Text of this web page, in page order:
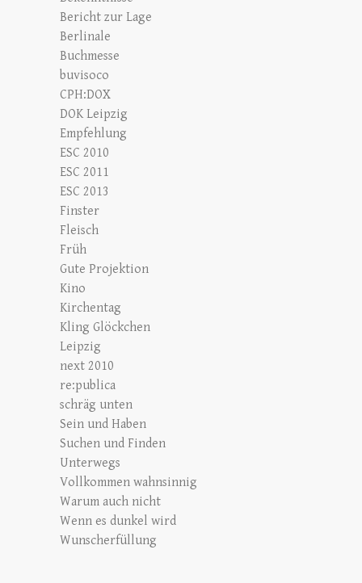
Bericht zur Lage
Berlinale
Buchmesse
buvisoco
CPH:DOX
DOK Leipzig
Empfehlung
ESC 2010
ESC 2011
ESC 2013
Finster
Fleisch
Früh
Gute Projektion
Kino
Kirchentag
Kling Glöckchen
Leipzig
next 2010
re:publica
schräg unten
Sein und Haben
Suchen und Finden
Unterwegs
Vollkommen wahnsinnig
Warum auch nicht
Wenn es dunkel wird
Wunscherfüllung